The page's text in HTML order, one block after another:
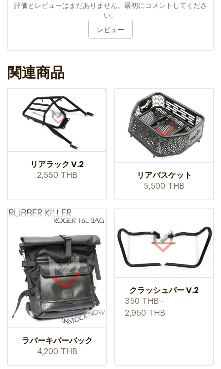
評価とレビューはまだありません。最初にコメントしてくださ
い。
レビュー
関連商品
リアラック V.2
2,550 THB リアバスケット
5,500 THB
ラバーキバーバック
4,200 THB
クラッシュバー V.2
350 THB -
2,950 THB